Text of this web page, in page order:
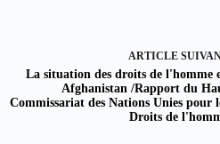
ARTICLE
La situation des droits de l'homme
Afghanistan /Rapport du
Commissariat des Nations Unies pour
Droits de